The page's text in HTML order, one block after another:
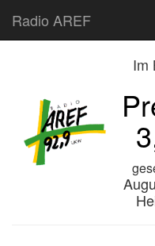
Radio AREF
Im